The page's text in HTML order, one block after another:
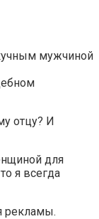
мужчиной
отцу? И
для
я всегда
рекламы.